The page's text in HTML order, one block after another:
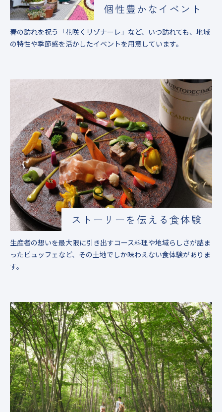
個性豊かなイベント
春の訪れを祝う「花咲くリゾナーレ」など、いつ訪れても、地域
の特性や季節感を活かしたイベントを用意しています。
ストーリーを伝える食体験
生産者の想いを最大限に引き出すコース料理や地域らしさが詰ま
ったビュッフェなど、その土地でしか味わえない食体験がありま
す。